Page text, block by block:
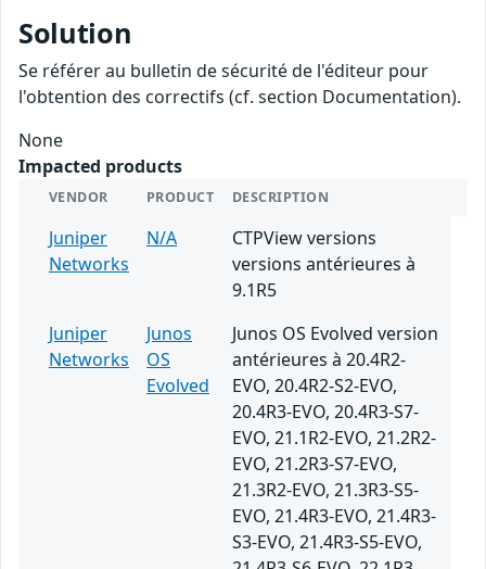
Solution
Se référer au bulletin de sécurité de l'éditeur pour
l'obtention des correctifs (cf. section Documentation).
None
Impacted products
VENDOR PRODUCT DESCRIPTION
Juniper
Networks
N/A
CTPView versions
versions antérieures à
9.1R5
Juniper
Networks
Junos
OS
Evolved
Junos OS Evolved version
antérieures à 20.4R2-
EVO, 20.4R2-S2-EVO,
20.4R3-EVO, 20.4R3-S7-
EVO, 21.1R2-EVO, 21.2R2-
EVO, 21.2R3-S7-EVO,
21.3R2-EVO, 21.3R3-S5-
EVO, 21.4R3-EVO, 21.4R3-
S3-EVO, 21.4R3-S5-EVO,